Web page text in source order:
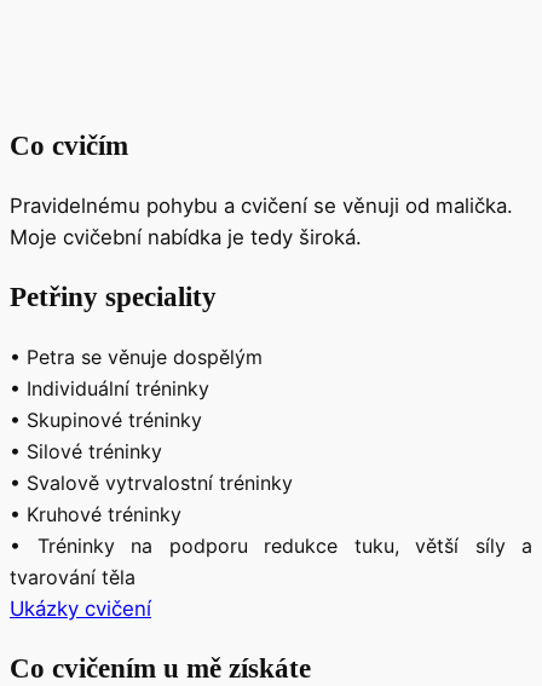
Co cvičím
Pravidelnému pohybu a cvičení se věnuji od malička.
Moje cvičební nabídka je tedy široká.
Petřiny speciality
• Petra se věnuje dospělým
• Individuální tréninky
• Skupinové tréninky
• Silové tréninky
• Svalově vytrvalostní tréninky
• Kruhové tréninky
• Tréninky na podporu redukce tuku, větší síly a
tvarování těla
Ukázky cvičení
Co cvičením u mě získáte